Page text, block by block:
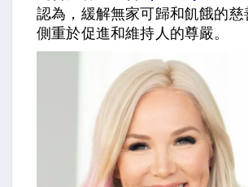
認為，緩解無家可歸和飢餓的
側重於促進和維持人的尊嚴。